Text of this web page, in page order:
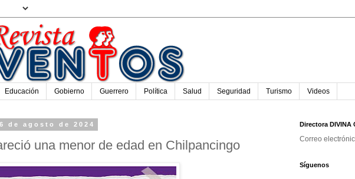
Educación Gobierno Guerrero Política Salud Seguridad Turismo Videos
de agosto de 2024
una menor de edad en Chilpancingo
Directora DIVINA
Correo
Síguenos